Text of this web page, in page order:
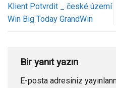
Klient Potvrdit _ české území
Win Big Today GrandWin
Bir yanıt yazın
E-posta adresiniz